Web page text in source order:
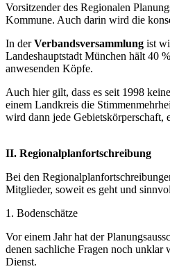
Vorsitzender des Regionalen
Kommune. Auch darin wird die
In derVerbandsversammlung ist
Landeshauptstadt München hält 40
anwesenden Köpfe.
Auch hier gilt, dass es seit 1998
einem Landkreis die
wird dann jede Gebietskörperschaft,
II. Regionalplanfortschreibung
Bei den
Mitglieder, soweit es geht und
1. Bodenschätze
Vor einem Jahr hat der
denen sachliche Fragen noch
Dienst.